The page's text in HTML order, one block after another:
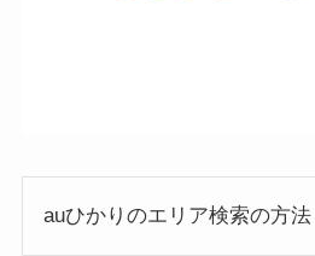
auひかりのエリア検索の方